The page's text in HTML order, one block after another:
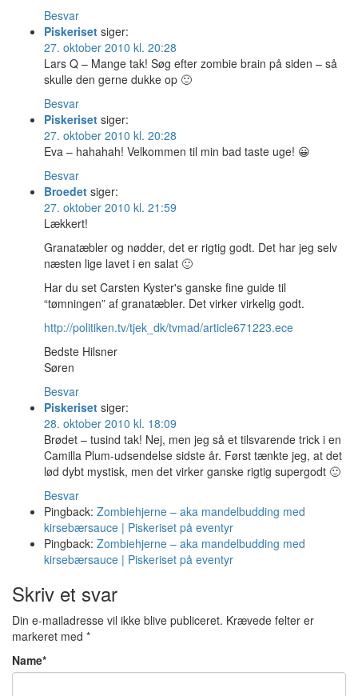
Besvar
Piskeriset siger:
27. oktober 2010 kl. 20:28
Lars Q – Mange tak! Søg efter zombie brain på siden – så
skulle den gerne dukke op 🙂
Besvar
Piskeriset siger:
27. oktober 2010 kl. 20:28
Eva – hahahah! Velkommen til min bad taste uge! 😀
Besvar
Broedet siger:
27. oktober 2010 kl. 21:59
Lækkert!
Granatæbler og nødder, det er rigtig godt. Det har jeg selv
næsten lige lavet i en salat 🙂
Har du set Carsten Kyster's ganske fine guide til
“tømningen” af granatæbler. Det virker virkelig godt.
http://politiken.tv/tjek_dk/tvmad/article671223.ece
Bedste Hilsner
Søren
Besvar
Piskeriset siger:
28. oktober 2010 kl. 18:09
Brødet – tusind tak! Nej, men jeg så et tilsvarende trick i en
Camilla Plum-udsendelse sidste år. Først tænkte jeg, at det
lød dybt mystisk, men det virker ganske rigtig supergodt 🙂
Besvar
Pingback: Zombiehjerne – aka mandelbudding med
kirsebærsauce | Piskeriset på eventyr
Pingback: Zombiehjerne – aka mandelbudding med
kirsebærsauce | Piskeriset på eventyr
Skriv et svar
Din e-mailadresse vil ikke blive publiceret. Krævede felter er
markeret med *
Name*